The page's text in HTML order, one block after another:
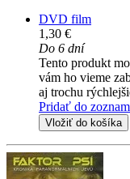
DVD film
1,30 €
Do 6 dní
Tento produkt
vám ho vieme
aj trochu
Pridať do
Vložiť do košíka